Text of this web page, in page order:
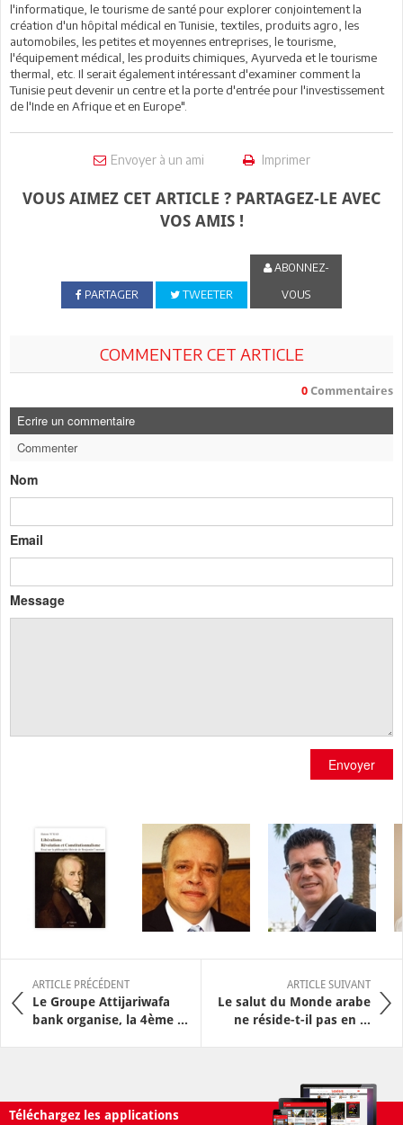
l'informatique, le tourisme de santé pour explorer conjointement la
création d'un hôpital médical en Tunisie, textiles, produits agro, les
automobiles, les petites et moyennes entreprises, le tourisme,
l'équipement médical, les produits chimiques, Ayurveda et le tourisme
thermal, etc. Il serait également intéressant d'examiner comment la
Tunisie peut devenir un centre et la porte d'entrée pour l'investissement
de l'Inde en Afrique et en Europe".
Envoyer à un ami Imprimer
VOUS AIMEZ CET ARTICLE ? PARTAGEZ-LE AVEC
VOS AMIS !
PARTAGER TWEETER
ABONNEZ-
VOUS
COMMENTER CET ARTICLE
0 Commentaires
Ecrire un commentaire
Commenter
Nom
Email
Message
Envoyer
ARTICLE PRÉCÉDENT
Le Groupe Attijariwafa
bank organise, la 4ème ...
ARTICLE SUIVANT
Le salut du Monde arabe
ne réside-t-il pas en ...
Téléchargez les applications